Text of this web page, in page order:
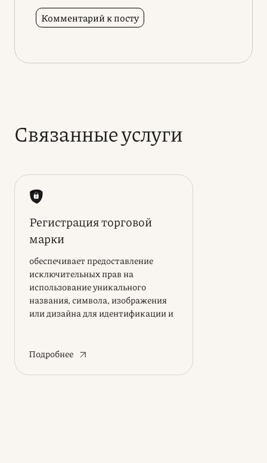
Связанные услуги
Регистрация торговой
марки
обеспечивает предоставление
исключительных прав на
использование уникального
названия, символа, изображения
или дизайна для идентификации и
Подробнее